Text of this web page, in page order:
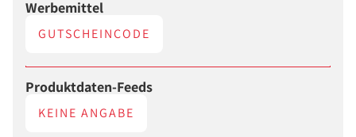
Werbemittel
GUTSCHEINCODE
Produktdaten-Feeds
KEINE ANGABE